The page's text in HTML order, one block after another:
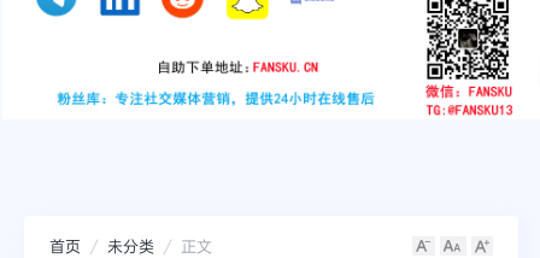
tiktok
youtube
instagram
首页 未分类 正文